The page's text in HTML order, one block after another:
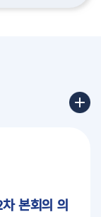
본회의 의